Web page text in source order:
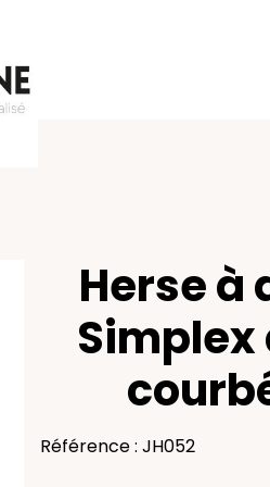
Herse à
Référence : JH052